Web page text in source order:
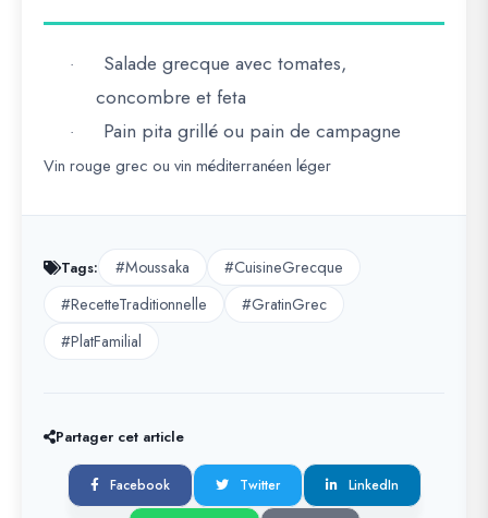
·
Salade grecque avec tomates,
concombre et feta
· Pain pita grillé ou pain de campagne
Vin rouge grec ou vin méditerranéen léger
Tags: #Moussaka
#CuisineGrecque
#RecetteTraditionnelle
#GratinGrec
#PlatFamilial
Partager cet article
Facebook Twitter LinkedIn